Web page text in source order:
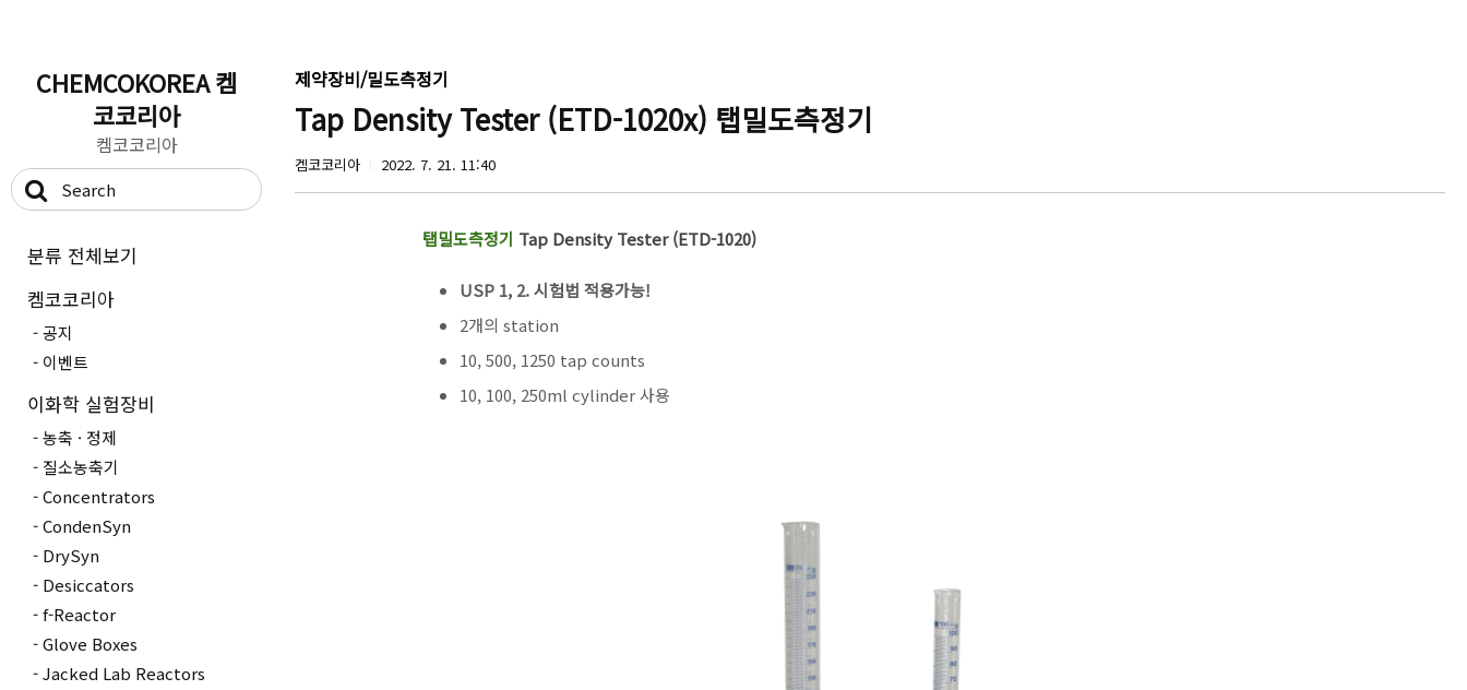
CHEMCOKOREA 켐
코코리아
켐코코리아
분류 전체보기
켐코코리아
공지
이벤트
이화학 실험장비
농축 · 정제
질소농축기
Concentrators
CondenSyn
DrySyn
Desiccators
f-Reactor
Glove Boxes
Jacked Lab Reactors
제약장비/밀도측정기
Tap Density Tester (ETD-1020x) 탭밀도측정기
켐코코리아 2022. 7. 21. 11:40
탭밀도측정기 Tap Density Tester (ETD-1020)
USP 1, 2. 시험법 적용가능!
2개의 station
10, 500, 1250 tap counts
10, 100, 250ml cylinder 사용